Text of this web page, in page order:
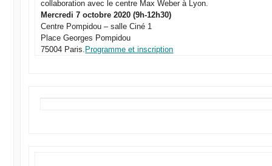
collaboration avec le centre Max Weber à Lyon.
Mercredi 7 octobre 2020 (9h-12h30)
Centre Pompidou – salle Ciné 1
Place Georges Pompidou
75004 Paris. Programme et inscription